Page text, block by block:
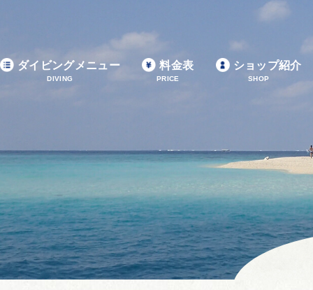
ダイビングメニュー
DIVING
料金表
PRICE
ショップ紹介
SHOP